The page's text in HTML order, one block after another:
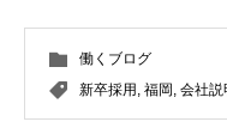
働くブログ
新卒採用 , 福岡 , 会社説